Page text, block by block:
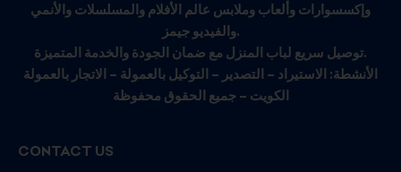
وإكسسوارات وألعاب وملابس عالم الأفلام والمسلسلات والأنمي
والفيديو جيمز.
توصيل سريع لباب المنزل مع ضمان الجودة والخدمة المتميزة.
الأنشطة: الاستيراد – التصدير – التوكيل بالعمولة – الاتجار بالعمولة
الكويت – جميع الحقوق محفوظة
CONTACT US